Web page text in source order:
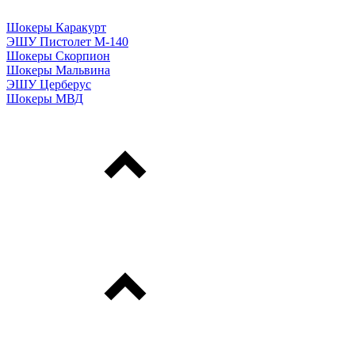
Шокеры Каракурт
ЭШУ Пистолет М-140
Шокеры Скорпион
Шокеры Мальвина
ЭШУ Церберус
Шокеры МВД